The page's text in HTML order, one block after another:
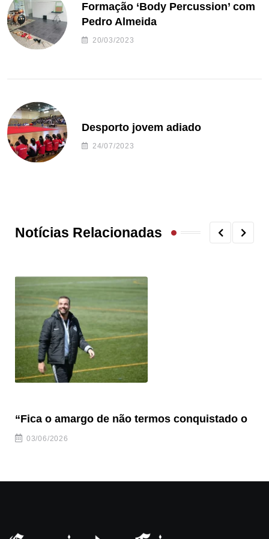
Formação ‘Body Percussion’ com
Pedro Almeida
20/03/2023
Desporto jovem adiado
24/07/2023
Notícias Relacionadas
“Fica o amargo de não termos conquistado o
03/06/2026